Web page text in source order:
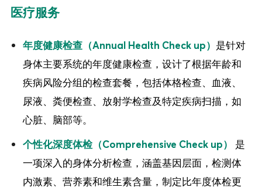
医疗服务
年度健康检查（Annual Health Check up） 是针对
身体主要系统的年度健康检查，设计了根据年龄和
疾病风险分组的检查套餐，包括体格检查、血液、
尿液、粪便检查、放射学检查及特定疾病扫描，如
心脏、脑部等。
个性化深度体检（Comprehensive Check up）
是
一项深入的身体分析检查，涵盖基因层面，检测体
内激素、营养素和维生素含量，制定比年度体检更